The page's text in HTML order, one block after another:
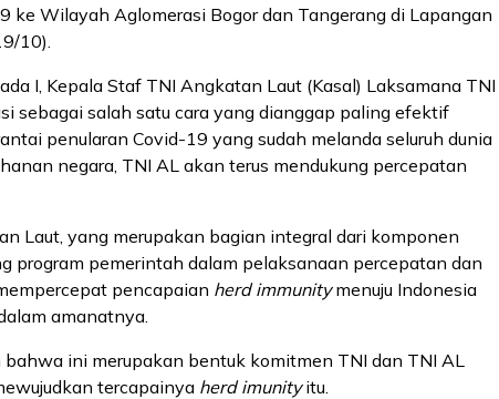
ke Wilayah Aglomerasi Bogor dan Tangerang di Lapangan
10).
I, Kepala Staf TNI Angkatan Laut (Kasal) Laksamana TNI
sebagai salah satu cara yang dianggap paling efektif
penularan Covid-19 yang sudah melanda seluruh dunia
negara, TNI AL akan terus mendukung percepatan
Laut, yang merupakan bagian integral dari komponen
program pemerintah dalam pelaksanaan percepatan dan
pencapaian herd immunitymenuju Indonesia
amanatnya.
ini merupakan bentuk komitmen TNI dan TNI AL
tercapainya herd imunityitu.